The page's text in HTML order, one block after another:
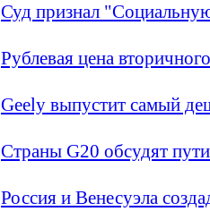
Суд признал
Рублевая цена
Geely выпустит самый
Страны G20 обсудят
Россия и Венесуэла